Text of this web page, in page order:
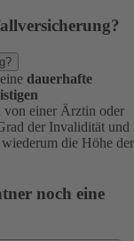
dauerhafte
einer Ärztin oder
der Invalidität und
die Höhe der
noch eine